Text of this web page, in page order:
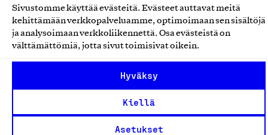
Sivustomme käyttää evästeitä. Evästeet auttavat meitä
kehittämään verkkopalveluamme, optimoimaan sen sisältöjä
ja analysoimaan verkkoliikennettä. Osa evästeistä on
välttämättömiä, jotta sivut toimisivat oikein.
Hyväksy
Kiellä
Asetukset
Avainlippu